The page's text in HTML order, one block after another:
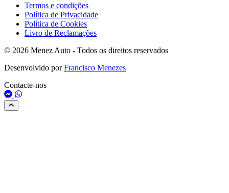
Termos e condições
Política de Privacidade
Política de Cookies
Livro de Reclamações
© 2026 Menez Auto - Todos os direitos reservados
Desenvolvido porFrancisco Menezes
Contacte-nos